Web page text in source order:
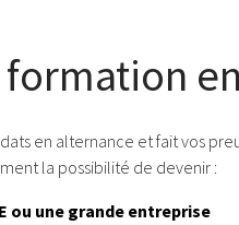
en alternance et fait vos
la possibilité de devenir :
ou une grande entreprise